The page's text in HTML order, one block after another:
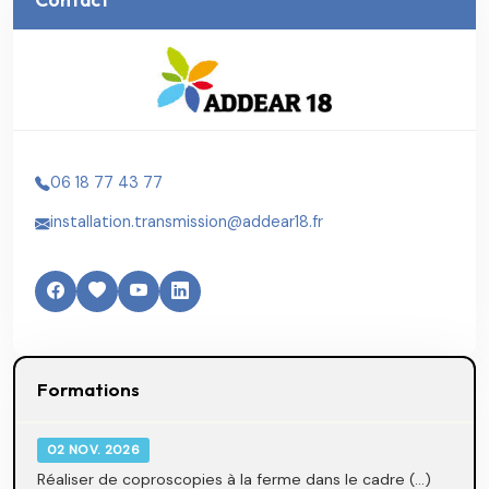
06 18 77 43 77
installation.transmission@addear18.fr
Formations
02 NOV. 2026
Réaliser de coproscopies à la ferme dans le cadre (...)